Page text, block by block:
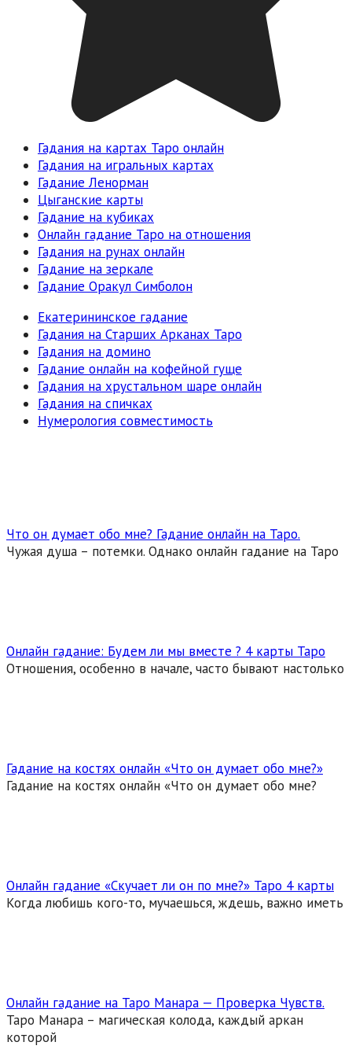
Гадания на картах Таро онлайн
Гадания на игральных картах
Гадание Ленорман
Цыганские карты
Гадание на кубиках
Онлайн гадание Таро на отношения
Гадания на рунах онлайн
Гадание на зеркале
Гадание Оракул Симболон
Екатерининское гадание
Гадания на Старших Арканах Таро
Гадания на домино
Гадание онлайн на кофейной гуще
Гадания на хрустальном шаре онлайн
Гадания на спичках
Нумерология совместимость
Что он думает обо мне? Гадание онлайн на Таро.
Чужая душа – потемки. Однако онлайн гадание на Таро
Онлайн гадание: Будем ли мы вместе ? 4 карты Таро
Отношения, особенно в начале, часто бывают настолько
Гадание на костях онлайн «Что он думает обо мне?»
Гадание на костях онлайн «Что он думает обо мне?
Онлайн гадание «Скучает ли он по мне?» Таро 4 карты
Когда любишь кого-то, мучаешься, ждешь, важно иметь
Онлайн гадание на Таро Манара — Проверка Чувств.
Таро Манара – магическая колода, каждый аркан
которой